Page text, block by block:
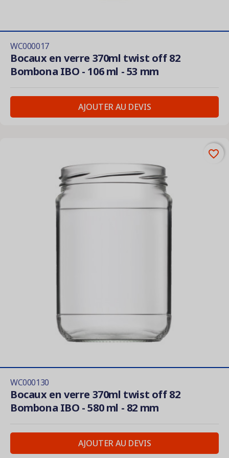
WC000017
Bocaux en verre 370ml twist off 82
Bombona IBO - 106 ml - 53 mm
AJOUTER AU DEVIS
WC000130
Bocaux en verre 370ml twist off 82
Bombona IBO - 580 ml - 82 mm
AJOUTER AU DEVIS
favorite_border